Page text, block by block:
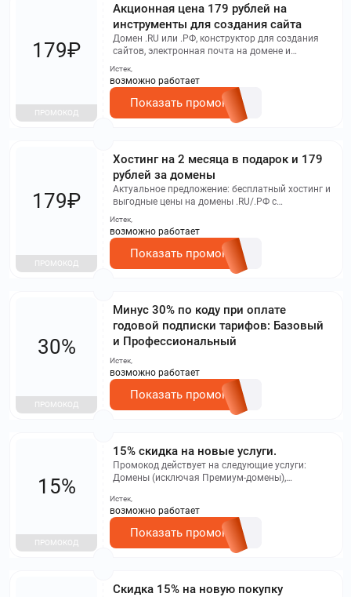
Акционная цена 179 рублей на
инструменты для создания сайта
Домен .RU или .РФ, конструктор для создания
сайтов, электронная почта на домене и
сертификат SSL
179₽
ПРОМОКОД
Истек,
возможно работает
Показать промокод
Хостинг на 2 месяца в подарок и 179
рублей за домены
Актуальное предложение: бесплатный хостинг и
выгодные цены на домены .RU/.РФ с
включенным SSL-сертификатом
179₽
ПРОМОКОД
Истек,
возможно работает
Показать промокод
Минус 30% по коду при оплате
годовой подписки тарифов: Базовый
и Профессиональный
30%
ПРОМОКОД
Истек,
возможно работает
Показать промокод
15% скидка на новые услуги.
Промокод действует на следующие услуги:
Домены (исключая Премиум-домены),
Антивирус для сайта, Регистрация сайта,
Выделенные серверы, SSL-сертификаты. Если
присутствуют иные специальные предложения и
акции на домены, будет использован наиболее
15%
ПРОМОКОД
Истек,
возможно работает
Показать промокод
Скидка 15% на новую покупку